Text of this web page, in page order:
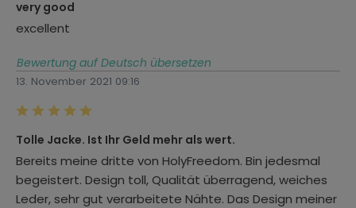
very good
excellent
Bewertung auf Deutsch übersetzen
13. November 2021 09:16
Tolle Jacke. Ist Ihr Geld mehr als wert.
Bereits meine dritte von HolyFreedom. Bin jedesmal
begeistert. Design toll, Qualität überragend, weiches
Leder, sehr gut verarbeitete Nähte. Das Design meiner